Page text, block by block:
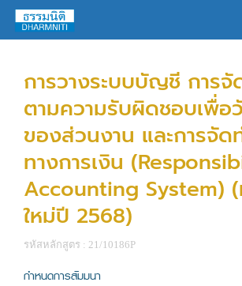
การวางระบบบัญชี การ
ตามความรับผิดชอบเพื่อ
ของส่วนงาน และการจัด
ทางการเงิน
Accounting System)
ใหม่ปี 2568)
รหัสหลักสูตร : 21/10186P
กำหนดการสัมมนา